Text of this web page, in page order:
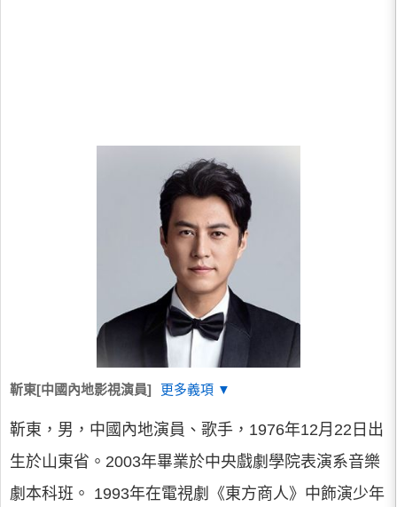
靳東[中國內地影視演員] 更多義項 ▼
靳東，男，中國內地演員、歌手，1976年12月22日出
生於山東省。2003年畢業於中央戲劇學院表演系音樂
劇本科班。 1993年在電視劇《東方商人》中飾演少年